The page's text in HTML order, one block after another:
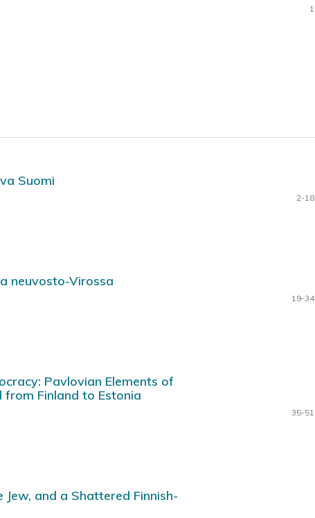
1
Suomi
2-18
neuvosto-Virossa
19-34
Pavlovian Elements of
Finland to Estonia
35-51
and a Shattered Finnish-